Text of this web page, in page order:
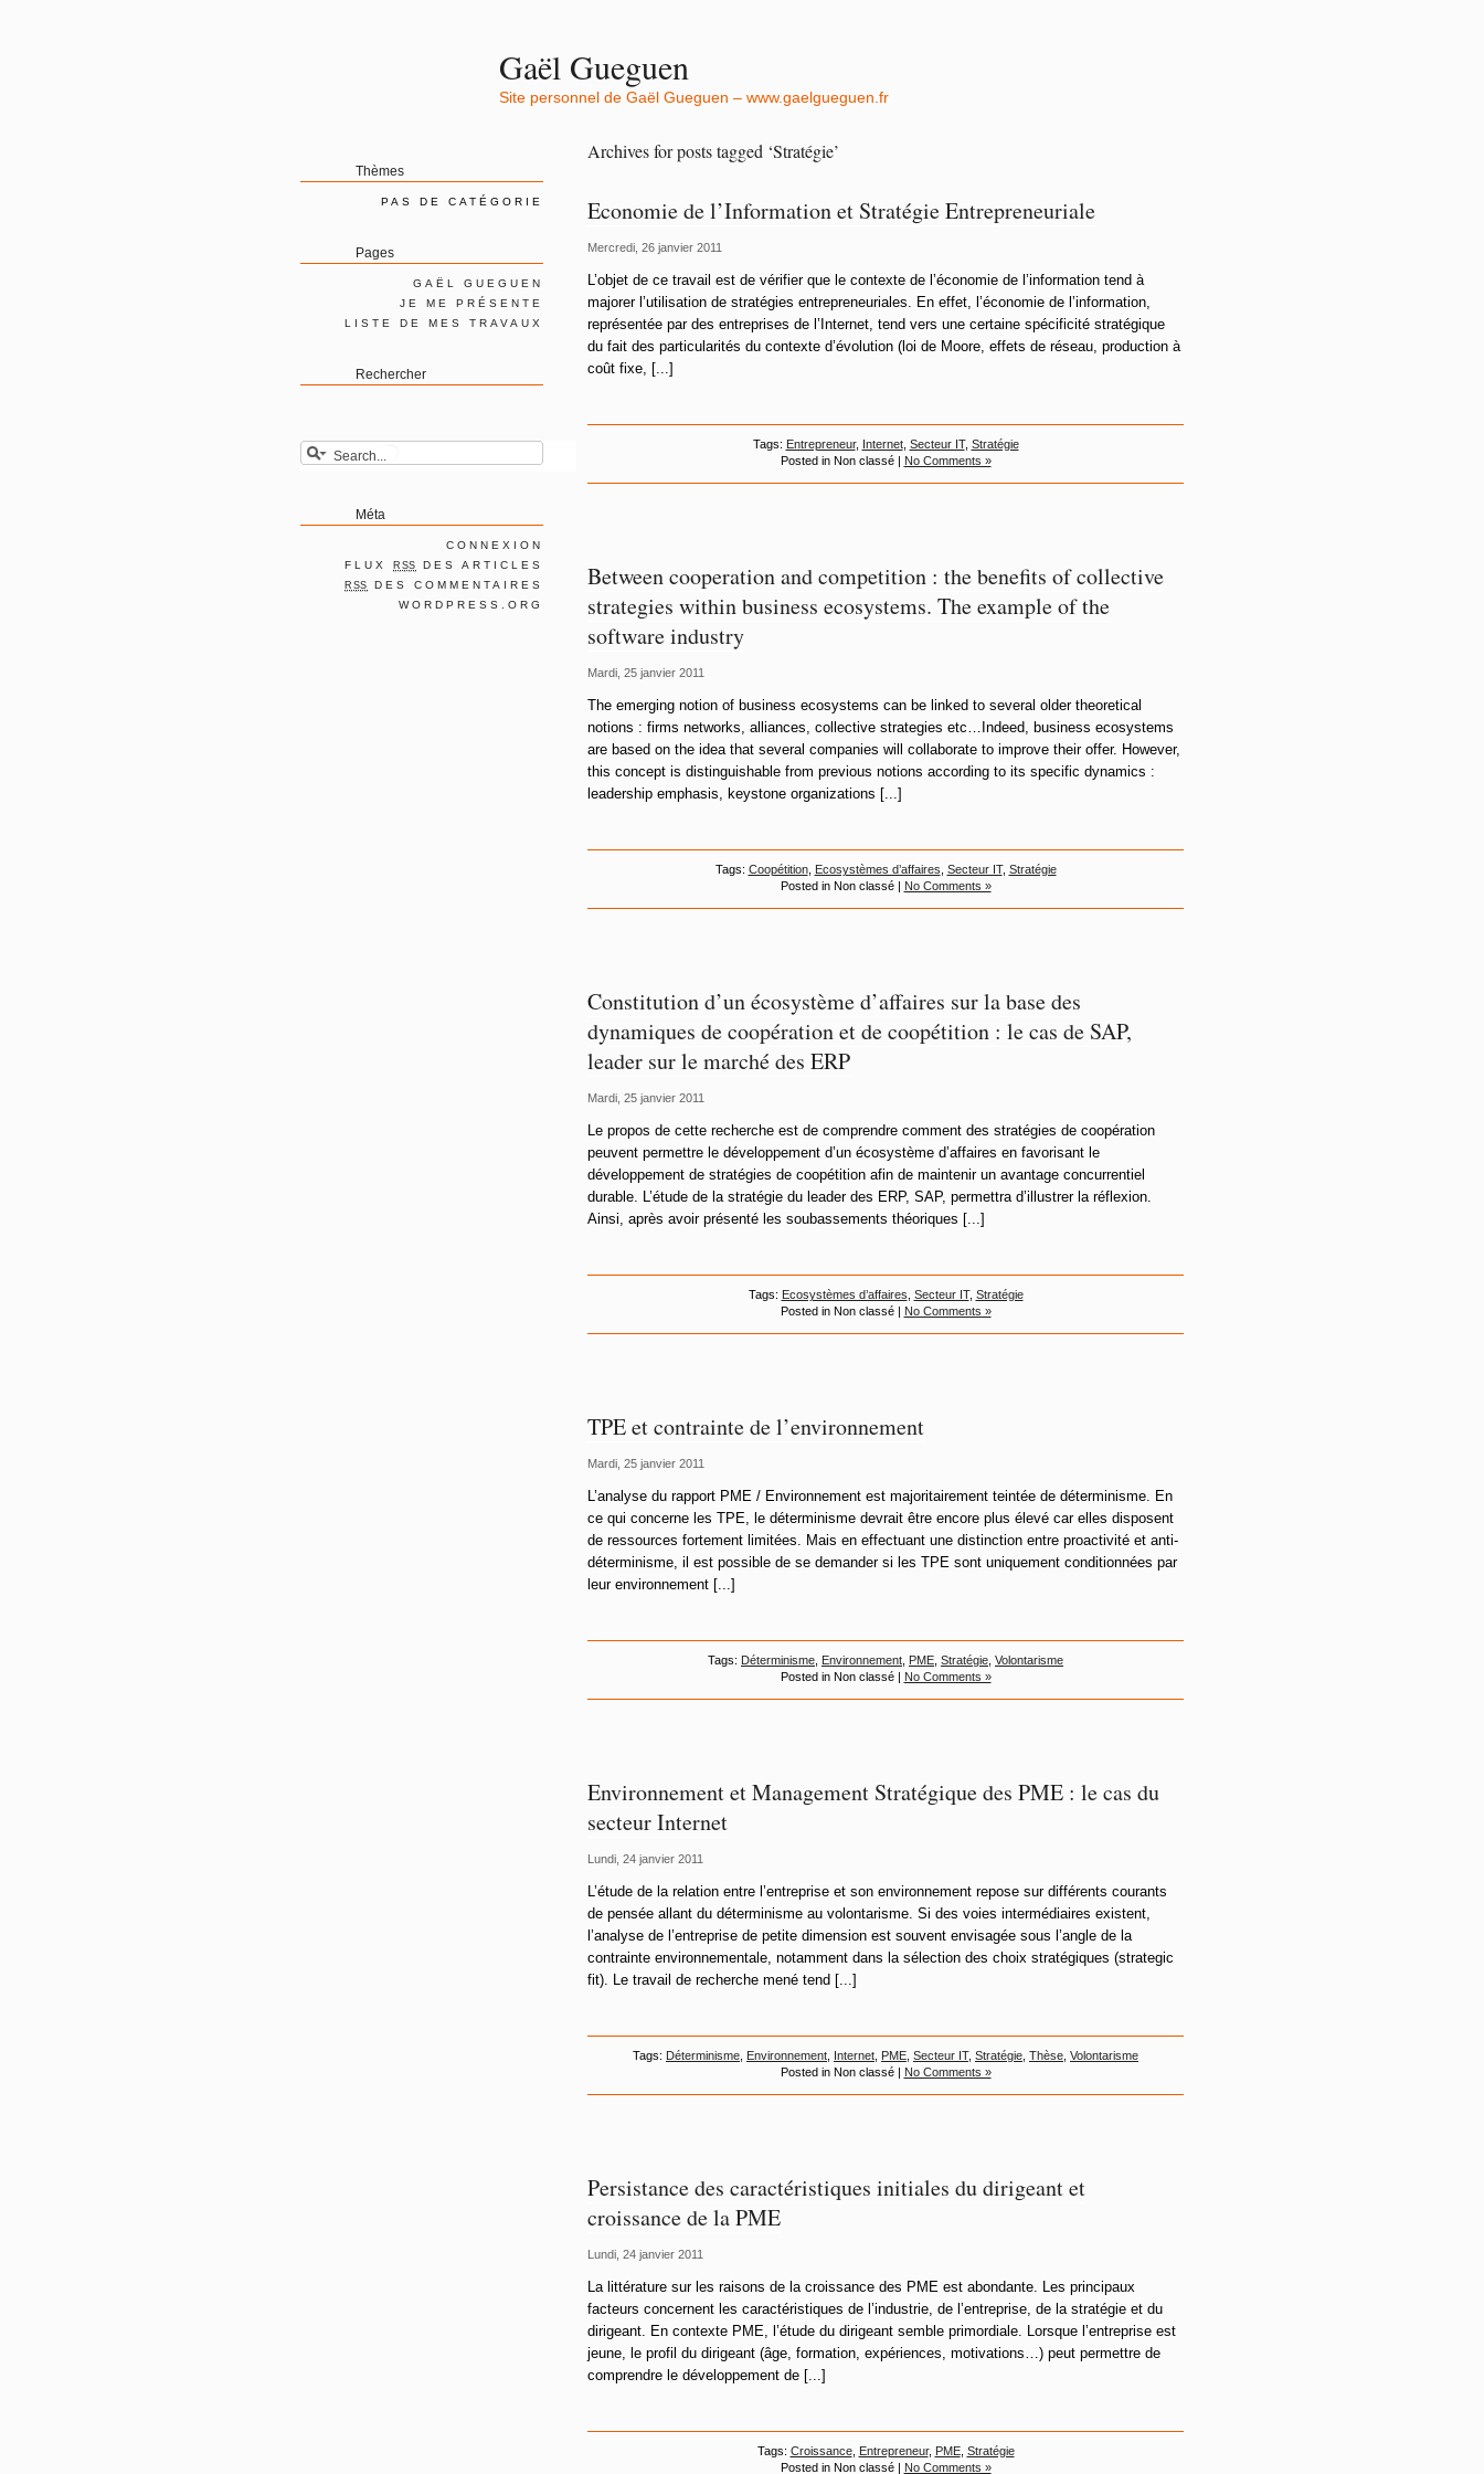
Gaël Gueguen
Site personnel de Gaël Gueguen – www.gaelgueguen.fr
Archives for posts tagged ‘Stratégie’
Economie de l’Information et Stratégie Entrepreneuriale
Mercredi, 26 janvier 2011
L’objet de ce travail est de vérifier que le contexte de l’économie de l’information tend à
majorer l’utilisation de stratégies entrepreneuriales. En effet, l’économie de l’information,
représentée par des entreprises de l’Internet, tend vers une certaine spécificité stratégique
du fait des particularités du contexte d’évolution (loi de Moore, effets de réseau, production à
coût fixe, [...]
Tags: Entrepreneur, Internet, Secteur IT, Stratégie
Posted in Non classé | No Comments »
Between cooperation and competition : the benefits of collective
strategies within business ecosystems. The example of the
software industry
Mardi, 25 janvier 2011
The emerging notion of business ecosystems can be linked to several older theoretical
notions : firms networks, alliances, collective strategies etc…Indeed, business ecosystems
are based on the idea that several companies will collaborate to improve their offer. However,
this concept is distinguishable from previous notions according to its specific dynamics :
leadership emphasis, keystone organizations [...]
Tags: Coopétition, Ecosystèmes d’affaires Secteur IT, Stratégie
Posted in Non classé | No Comments »
Constitution d’un écosystème d’affaires sur la base des
dynamiques de coopération et de coopétition : le cas de SAP,
leader sur le marché des ERP
Mardi, 25 janvier 2011
Le propos de cette recherche est de comprendre comment des stratégies de coopération
peuvent permettre le développement d’un écosystème d’affaires en favorisant le
développement de stratégies de coopétition afin de maintenir un avantage concurrentiel
durable. L’étude de la stratégie du leader des ERP, SAP, permettra d’illustrer la réflexion.
Ainsi, après avoir présenté les soubassements théoriques [...]
Tags: Ecosystèmes d’affaires Secteur IT, Stratégie
Posted in Non classé | No Comments »
TPE et contrainte de l’environnement
Mardi, 25 janvier 2011
L’analyse du rapport PME / Environnement est majoritairement teintée de déterminisme. En
ce qui concerne les TPE, le déterminisme devrait être encore plus élevé car elles disposent
de ressources fortement limitées. Mais en effectuant une distinction entre proactivité et anti-
déterminisme, il est possible de se demander si les TPE sont uniquement conditionnées par
leur environnement [...]
Tags: Déterminisme Environnement PME Stratégie Volontarisme
Posted in Non classé | No Comments »
Environnement et Management Stratégique des PME : le cas du
secteur Internet
Lundi, 24 janvier 2011
L’étude de la relation entre l’entreprise et son environnement repose sur différents courants
de pensée allant du déterminisme au volontarisme. Si des voies intermédiaires existent,
l’analyse de l’entreprise de petite dimension est souvent envisagée sous l’angle de la
contrainte environnementale, notamment dans la sélection des choix stratégiques (strategic
fit). Le travail de recherche mené tend [...]
Tags: Déterminisme Environnement Internet PME Secteur IT, Stratégie Thèse Volontarisme
Posted in Non classé | No Comments »
Persistance des caractéristiques initiales du dirigeant et
croissance de la PME
Lundi, 24 janvier 2011
La littérature sur les raisons de la croissance des PME est abondante. Les principaux
facteurs concernent les caractéristiques de l’industrie, de l’entreprise, de la stratégie et du
dirigeant. En contexte PME, l’étude du dirigeant semble primordiale. Lorsque l’entreprise est
jeune, le profil du dirigeant (âge, formation, expériences, motivations…) peut permettre de
comprendre le développement de [...]
Tags: Croissance, Entrepreneur, PME, Stratégie
Posted in Non classé | No Comments »
Thèmes
PAS DE CATÉGORIE
Pages
GAËL GUEGUEN
JE ME PRÉSENTE
LISTE DE MES TRAVAUX
Rechercher
Méta
CONNEXION
FLUXRSS DES ARTICLES
RSS
DES COMMENTAIRES
WORDPRESS.ORG